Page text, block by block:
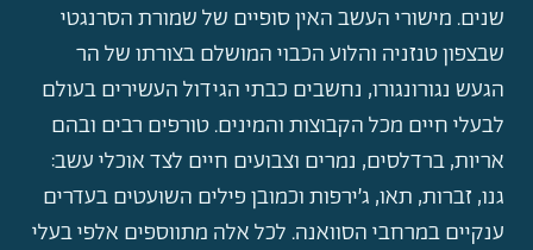
שנים. מישורי העשב האין סופיים של שמורת הסרנגטי
שבצפון טנזניה והלוע הכבוי המושלם בצורתו של הר
הגעש נגורונגורו, נחשבים כבתי הגידול העשירים בעולם
לבעלי חיים מכל הקבוצות והמינים. טורפים רבים ובהם
אריות, ברדלסים, נמרים וצבועים חיים לצד אוכלי עשב:
גנו, זברות, תאו, ג’ירפות וכמובן פילים השועטים בעדרים
ענקיים במרחבי הסוואנה. לכל אלה מתווספים אלפי בעלי